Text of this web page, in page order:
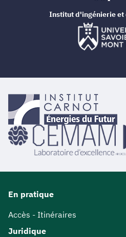
En pratique
Accès - Itinéraires
Juridique
Institut d'ingénierie et